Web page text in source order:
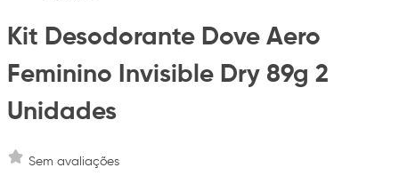
Kit Desodorante Dove Aero
Feminino Invisible Dry 89g 2
Unidades
Sem avaliações